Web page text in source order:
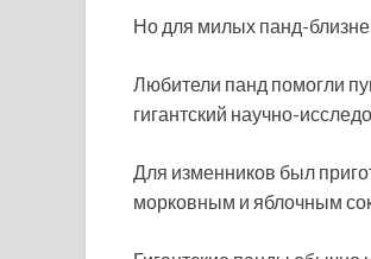
Но для милых панд-
Любители панд помогли
гигантский научно-
Для изменников был
морковным и яблочным